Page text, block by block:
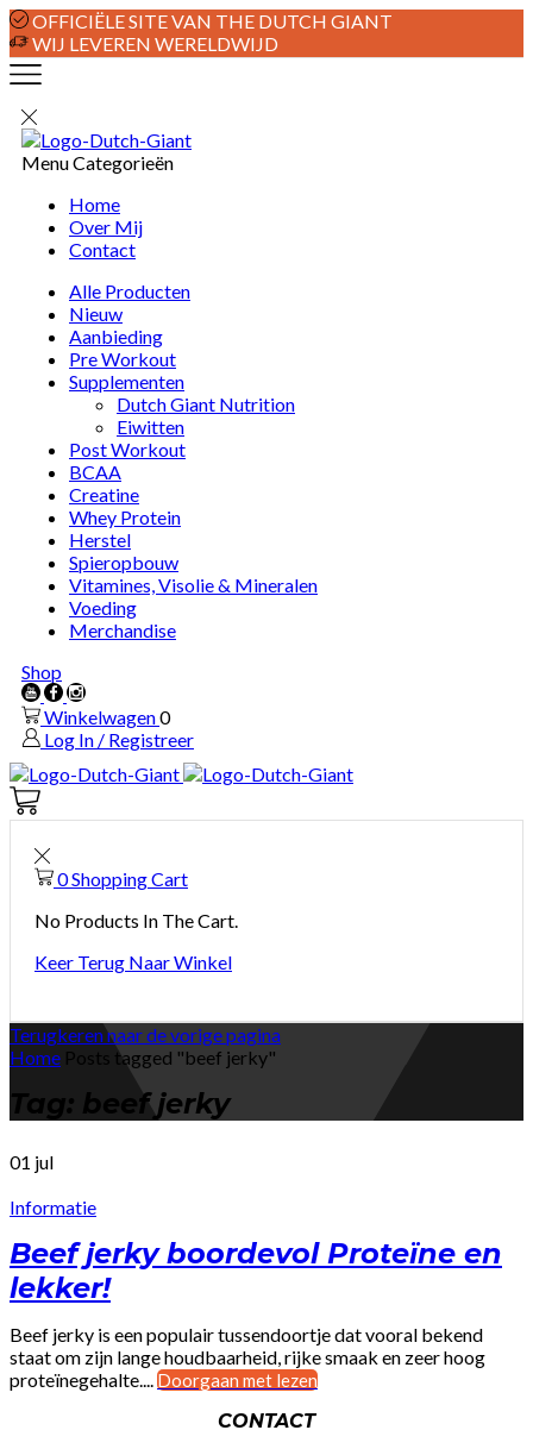
OFFICIËLE SITE VAN THE DUTCH GIANT
WIJ LEVEREN WERELDWIJD
MenuCategorieën
Home
Over Mij
Contact
Alle Producten
Nieuw
Aanbieding
Pre Workout
Supplementen
Dutch Giant Nutrition
Eiwitten
Post Workout
BCAA
Creatine
Whey Protein
Herstel
Spieropbouw
Vitamines, Visolie & Mineralen
Voeding
Merchandise
Shop
Youtube
Facebook
Instagram
Winkelwagen0
Log In / Registreer
0Shopping Cart
No Products In The Cart.
Keer Terug Naar Winkel
Terugkeren naar de vorige pagina
Home Posts tagged "beef jerky"
Tag: beef jerky
01 jul
Informatie
Beef jerky boordevol Proteïne en
lekker!
Beef jerky is een populair tussendoortje dat vooral bekend
staat om zijn lange houdbaarheid, rijke smaak en zeer hoog
proteïnegehalte.... Doorgaan met lezen
CONTACT